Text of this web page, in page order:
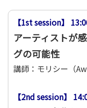
【1st session】
アーティストが
グの可能性
講師：モリシー（
【2nd session】